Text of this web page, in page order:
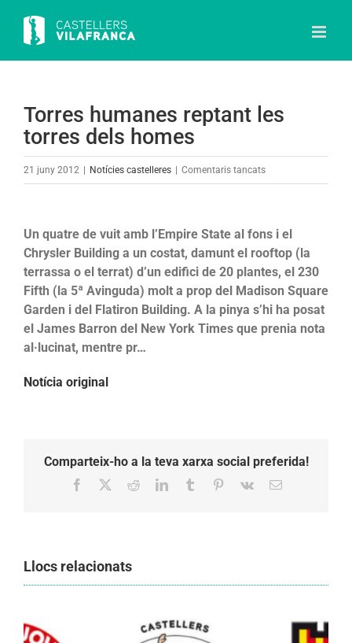
content
Torres humanes reptant les
torres dels homes
21 juny 2012 Notícies castelleres Comentaris tancatsa
reptant
homes
Un quatre de vuit amb l’Empire State al fons i el
Chrysler Building a un costat, damunt el rooftop (la
terrassa o el terrat) d’un edifici de 20 plantes, el 230
Fifth (la 5ª Avinguda) molt a prop del Madison Square
Garden i del Flatiron Building. A la pinya s’hi ha posat
el James Barron del New York Times que prenia nota
al·lucinat, mentre pr…
Notícia original
Comparteix-ho a la teva xarxa social preferida!
Facebook RedditLinkedInTumblr Pinterest
Vk Email:
Llocs relacionats